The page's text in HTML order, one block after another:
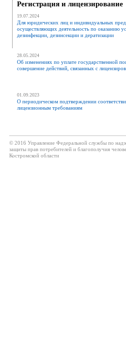
Регистрация и лицензирование
19.07.2024
Для юридических лиц и индивидуальных
осуществляющих деятельность по оказанию
дезинфекции, дезинсекции и дератизации
28.05.2024
Об изменениях по уплате государственной
совершение действий, связанных с
01.09.2023
О периодическом подтверждении
лицензионным требованиям
© 2016 Управление Федеральной службы по
защиты прав потребителей и благополучия
Костромской области